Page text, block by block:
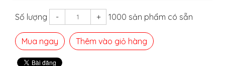
Số lượng - + 1000 sản phẩm có sẵn
Mua ngay Thêm vào giỏ hàng